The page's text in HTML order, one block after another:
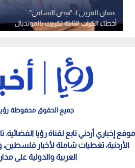
عثمان القريني لـ "نبض النشامى":
أخطاء الكرات الثابتة تكررت بالمونديال
وهدفنا المنافسة على لقب كأس آسيا
جميع الحقوق محفوظة رؤيا ©
موقع إخباري أردني تابع لقناة رؤيا الفضائية.
الأردنية، تغطيات شاملة لأخبار فلسطين،
العربية والدولية على